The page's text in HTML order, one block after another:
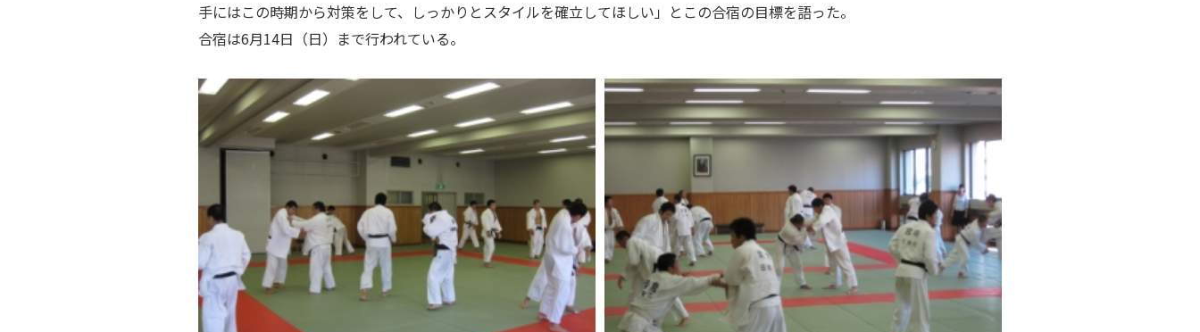
手にはこの時期から対策をして、しっかりとスタイルを確立してほしい」とこの合宿の目標を語った。
合宿は6月14日（日）まで行われている。